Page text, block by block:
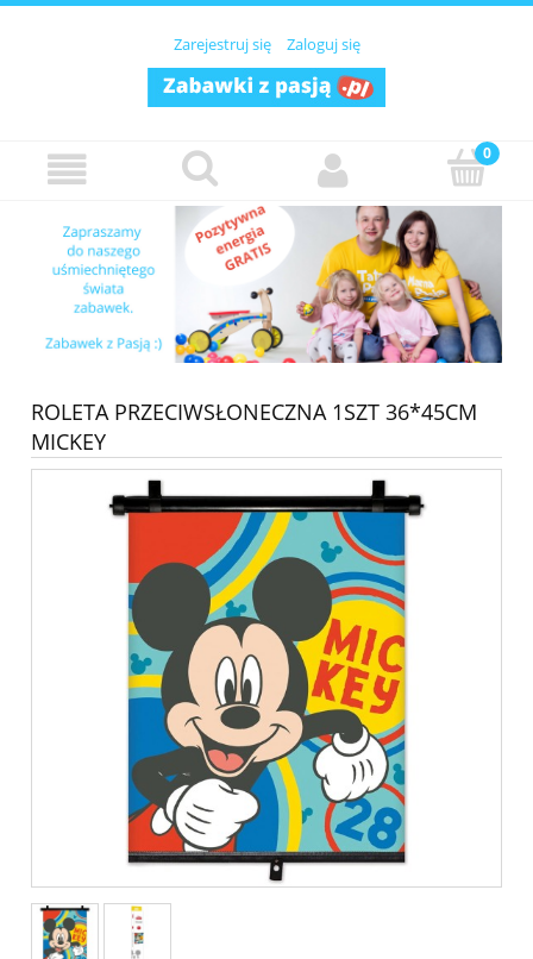
Zarejestruj się Zaloguj się
ROLETA PRZECIWSŁONECZNA 1SZT 36*45CM
MICKEY